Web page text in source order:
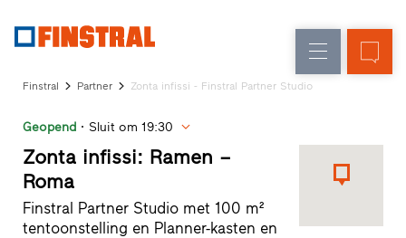
Glasgevels
Partnerprogramma
Studio
Snelle
toegang
Finstral Partner Zonta infissi - Finstral Partner Studio
Geopend Sluit om 19:30
Zonta infissi: Ramen –
Roma
Finstral Partner Studio met 100 m²
tentoonstelling en Planner-kasten en